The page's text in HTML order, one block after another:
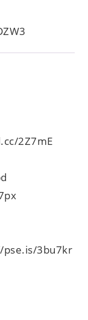
2Z7mE
3bu7kr